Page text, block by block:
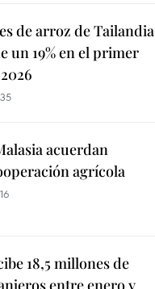
de arroz de Tailandia
un 19% en el primer
acuerdan
agrícola
18,5 millones de
entre enero y